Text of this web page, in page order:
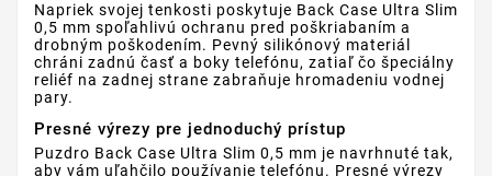
Napriek svojej tenkosti poskytuje Back Case Ultra Slim
0,5 mm spoľahlivú ochranu pred poškriabaním a
drobným poškodením. Pevný silikónový materiál
chráni zadnú časť a boky telefónu, zatiaľ čo špeciálny
reliéf na zadnej strane zabraňuje hromadeniu vodnej
pary.
Presné výrezy pre jednoduchý prístup
Puzdro Back Case Ultra Slim 0,5 mm je navrhnuté tak,
aby vám uľahčilo používanie telefónu. Presné výrezy